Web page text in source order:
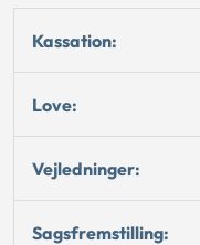
Kassation:
Love:
Vejledninger:
Sagsfremstilling: